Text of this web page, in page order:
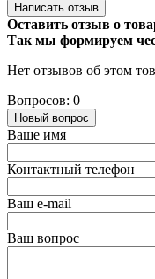
Написать отзыв
Оставить отзыв о
Так мы формируем
Нет отзывов об этом
Вопросов: 0
Новый вопрос
Ваше имя
Контактный телефон
Ваш e-mail
Ваш вопрос